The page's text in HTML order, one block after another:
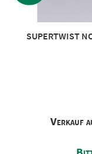
SUPERTWIST
Verkauf